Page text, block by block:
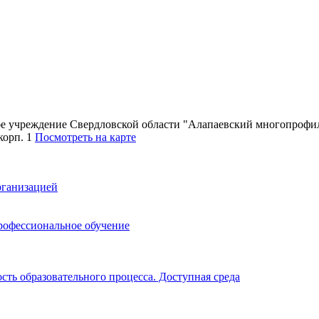
учреждение Свердловской области "Алапаевский
1 Посмотреть на карте
обучение
образовательного процесса. Доступная среда